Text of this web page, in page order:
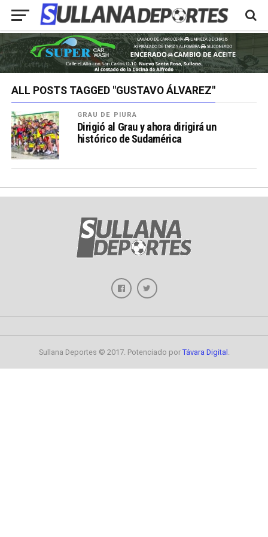
ALL POSTS TAGGED "GUSTAVO ÁLVAREZ"
GRAU DE PIURA
Dirigió al Grau y ahora dirigirá un
histórico de Sudamérica
Sullana Deportes © 2017. Potenciado por Távara Digital .